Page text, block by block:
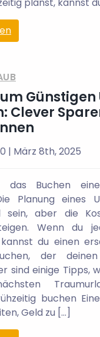
Clever
| März 8th, 2025
das Buchen
Planung eines
sein, aber die
Wenn du
du einen
der
sind einige Tipps,
buchen
Geld zu […]